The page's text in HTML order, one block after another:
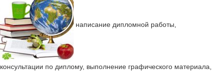
написание дипломной работы,
консультации по диплому, выполнение графического материала,